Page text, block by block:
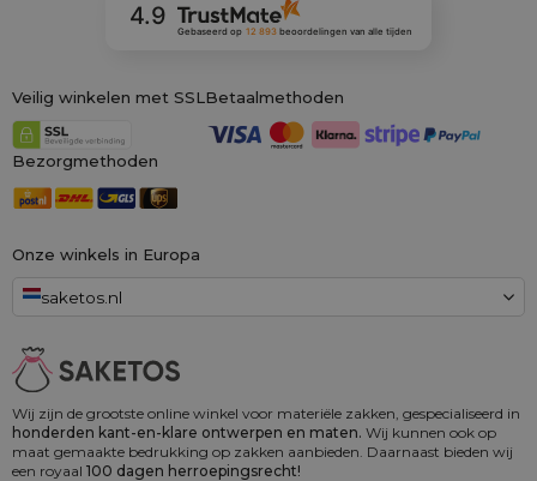
Wij zijn de grootste online winkel voor materiële zakken, gespecialiseerd in
honderden kant-en-klare ontwerpen en maten. Wij kunnen ook op
maat gemaakte bedrukking op zakken aanbieden. Daarnaast bieden wij
een royaal 100 dagen herroepingsrecht!
Onze winkels in Europa
saketos.nl
4.9
Gebaseerd op 12 893 beoordelingenvan alle tijden
Veilig winkelen met SSL Betaalmethoden
Bezorgmethoden